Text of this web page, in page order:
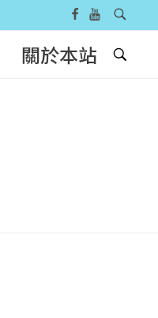
關於本站